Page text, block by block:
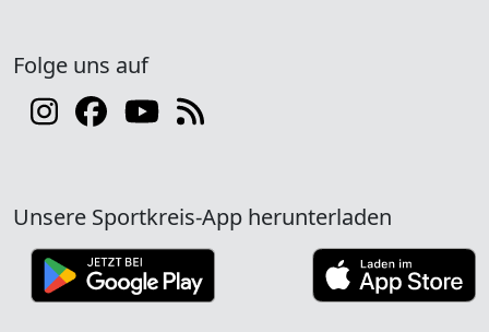
Folge uns auf
Unsere Sportkreis-App herunterladen